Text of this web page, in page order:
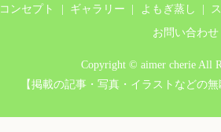
コンセプト ギャラリー よもぎ蒸し
お問い合わせ
Copyright © aimer cherie All
【掲載の記事・写真・イラストなどの